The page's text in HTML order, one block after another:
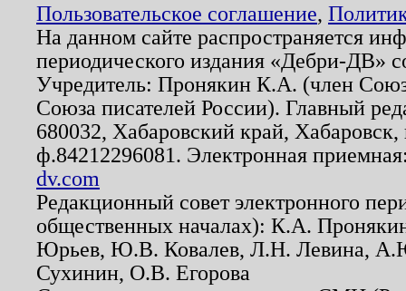
Пользовательское соглашение,
На данном сайте распространяется
периодического издания «Дебри-ДВ»
Учредитель: Пронякин К.А. (член
Союза писателей России). Главный
680032, Хабаровский край,
ф.84212296081. Электронная
dv.com
Редакционный совет электронного
общественных началах): К.А.
Юрьев, Ю.В. Ковалев, Л.Н. Левина,
Сухинин, О.В. Егорова